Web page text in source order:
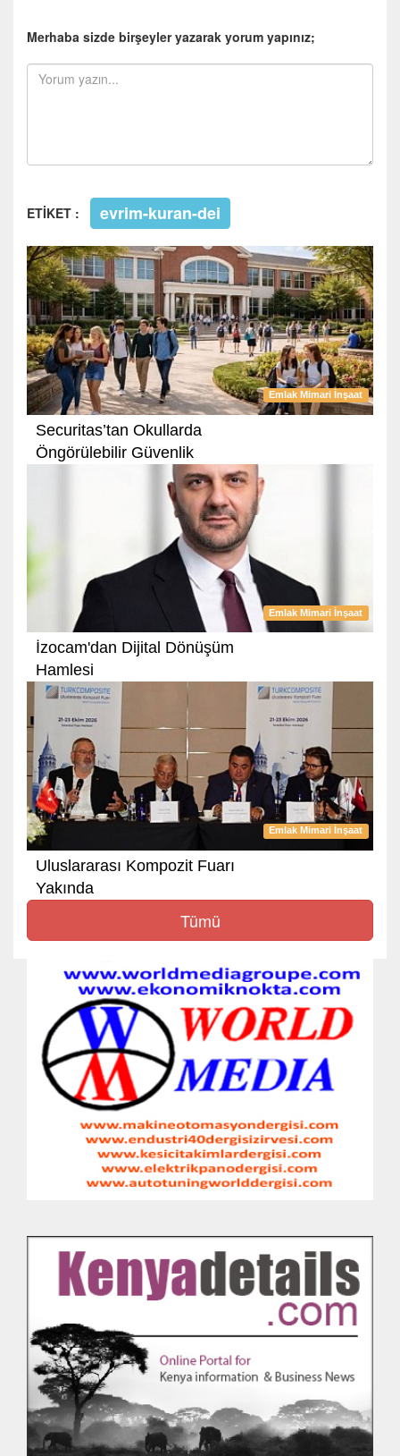
Merhaba sizde birşeyler yazarak yorum yapınız;
ETİKET : evrim-kuran-dei
Emlak Mimari İnşaat
Securitas’tan Okullarda
Öngörülebilir Güvenlik
Emlak Mimari İnşaat
İzocam'dan Dijital Dönüşüm
Hamlesi
Emlak Mimari İnşaat
Uluslararası Kompozit Fuarı
Yakında
Tümü